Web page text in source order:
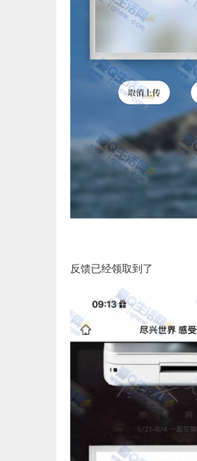
反馈已经领取到了